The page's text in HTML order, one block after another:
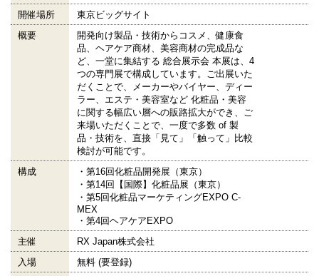
開催場所
東京ビッグサイト
概要
開発向け製品・技術からコスメ、健康食
品、ヘアケア商材、美容商材の完成品な
ど、一堂に集結する 総合展示会 本展は、4
つの専門展で構成しています。ご出展いた
だくことで、メーカーやバイヤー、ディー
ラー、エステ・美容室など 化粧品・美容
に関する幅広い層への販路拡大ができ、ご
来場いただくことで、一度で多数 of 製
品・技術を、直接「見て」「触って」比較
検討が可能です。
構成
・第16回化粧品開発展（東京）
・第14回【国際】化粧品展（東京）
・第5回化粧品マーケティングEXPO C-
MEX
・第4回ヘアケアEXPO
主催
RX Japan株式会社
入場
無料 (要登録)